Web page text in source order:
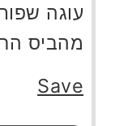
עוגה
מהביס
Save